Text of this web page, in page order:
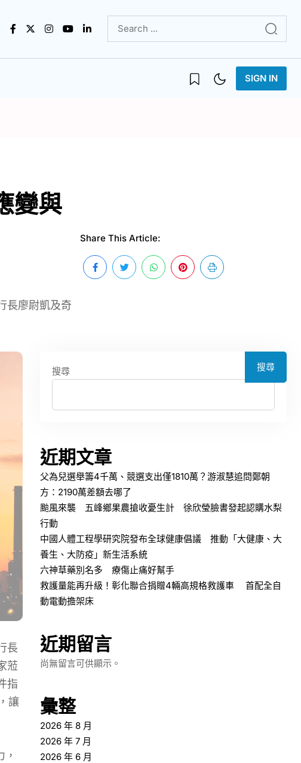
SIGN IN
變與
長廖尉凱及奇
Share This Article:
長
蒞
指
讓
搜尋 搜尋
近期文章
父為兒選舉籌4千萬、競選支出僅1810萬？游淑慧追問鄭朝
方：2190萬差額去哪了
颱風來襲 五峰鄉果農搶收憂生計 徐欣瑩臉書發起認購水梨
行動
中國人體工程學研究院發布全球健康倡議 推動「大健康、大
養生、大防疫」新生活系統
六神草藥別名多 療傷止痛好幫手
救護量能再升級！彰化聯合捐贈4輛高規格救護車 首配全自
動電動擔架床
近期留言
尚無留言可供顯示。
彙整
2026 年 8 月
2026 年 7 月
2026 年 6 月